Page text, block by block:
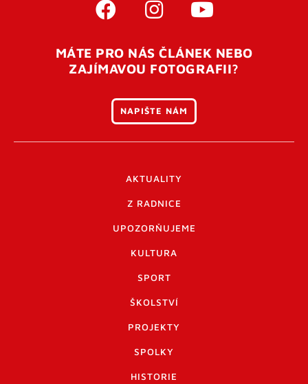
MÁTE PRO NÁS ČLÁNEK NEBO
ZAJÍMAVOU FOTOGRAFII?
NAPIŠTE NÁM
AKTUALITY
Z RADNICE
UPOZORŇUJEME
KULTURA
SPORT
ŠKOLSTVÍ
PROJEKTY
SPOLKY
HISTORIE